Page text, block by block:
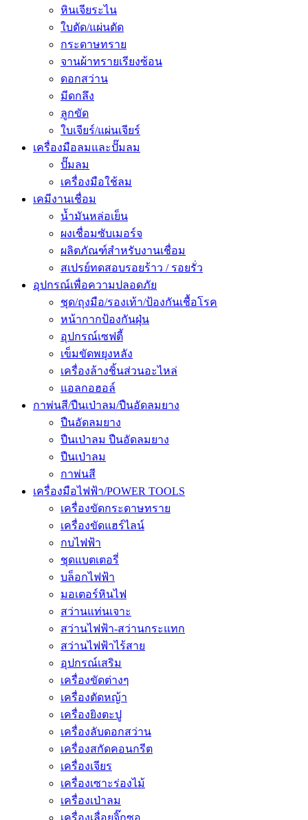
หินเจียระไน
ใบตัด/แผ่นตัด
กระดาษทราย
จานผ้าทรายเรียงซ้อน
ดอกสว่าน
มีดกลึง
ลูกขัด
ใบเจียร์/แผ่นเจียร์
เครื่องมือลมและปั๊มลม
ปั๊มลม
เครื่องมือใช้ลม
เคมีงานเชื่อม
น้ำมันหล่อเย็น
ผงเชื่อมซับเมอร์จ
ผลิตภัณฑ์สำหรับงานเชื่อม
สเปรย์ทดสอบรอยร้าว / รอยรั่ว
อุปกรณ์เพื่อความปลอดภัย
ชุด/ถุงมือ/รองเท้า/ป้องกันเชื้อโรค
หน้ากากป้องกันฝุ่น
อุปกรณ์เซฟตี้
เข็มขัดพยุงหลัง
เครื่องล้างชิ้นส่วนอะไหล่
แอลกอฮอล์
กาพ่นสี/ปืนเป่าลม/ปืนอัดลมยาง
ปืนอัดลมยาง
ปืนเป่าลม ปืนอัดลมยาง
ปืนเป่าลม
กาพ่นสี
เครื่องมือไฟฟ้า/POWER TOOLS
เครื่องขัดกระดาษทราย
เครื่องขัดแฮร์ไลน์
กบไฟฟ้า
ชุดแบตเตอรี่
บล็อกไฟฟ้า
มอเตอร์หินไฟ
สว่านแท่นเจาะ
สว่านไฟฟ้า-สว่านกระแทก
สว่านไฟฟ้าไร้สาย
อุปกรณ์เสริม
เครื่องขัดต่างๆ
เครื่องตัดหญ้า
เครื่องยิงตะปู
เครื่องลับดอกสว่าน
เครื่องสกัดคอนกรีต
เครื่องเจียร
เครื่องเซาะร่องไม้
เครื่องเป่าลม
เครื่องเลื่อยจิ๊กซอ